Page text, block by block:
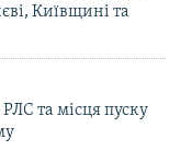
Київщині та
та місця пуску